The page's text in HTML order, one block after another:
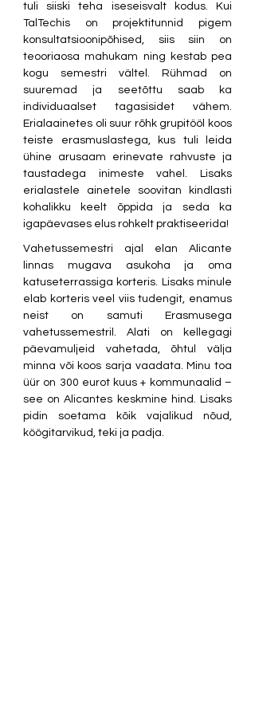
tuli siiski teha iseseisvalt kodus. Kui
TalTechis on projektitunnid pigem
konsultatsioonipõhised, siis siin on
teooriaosa mahukam ning kestab pea
kogu semestri vältel. Rühmad on
suuremad ja seetõttu saab ka
individuaalset tagasisidet vähem.
Erialaainetes oli suur rõhk grupitööl koos
teiste erasmuslastega, kus tuli leida
ühine arusaam erinevate rahvuste ja
taustadega inimeste vahel. Lisaks
erialastele ainetele soovitan kindlasti
kohalikku keelt õppida ja seda ka
igapäevases elus rohkelt praktiseerida!
Vahetussemestri ajal elan Alicante
linnas mugava asukoha ja oma
katuseterrassiga korteris. Lisaks minule
elab korteris veel viis tudengit, enamus
neist on samuti Erasmusega
vahetussemestril. Alati on kellegagi
päevamuljeid vahetada, õhtul välja
minna või koos sarja vaadata. Minu toa
üür on 300 eurot kuus + kommunaalid –
see on Alicantes keskmine hind. Lisaks
pidin soetama kõik vajalikud nõud,
köögitarvikud, teki ja padja.